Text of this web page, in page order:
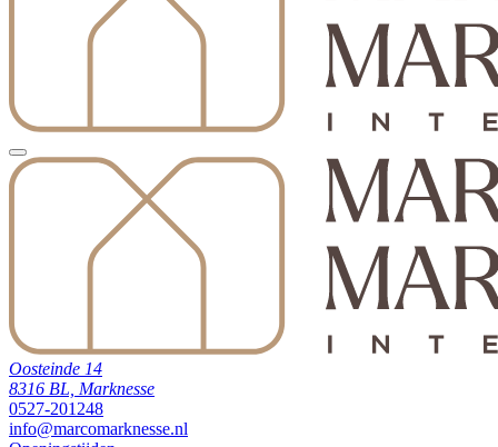
Oosteinde 14
8316 BL, Marknesse
0527-201248
info@marcomarknesse.nl